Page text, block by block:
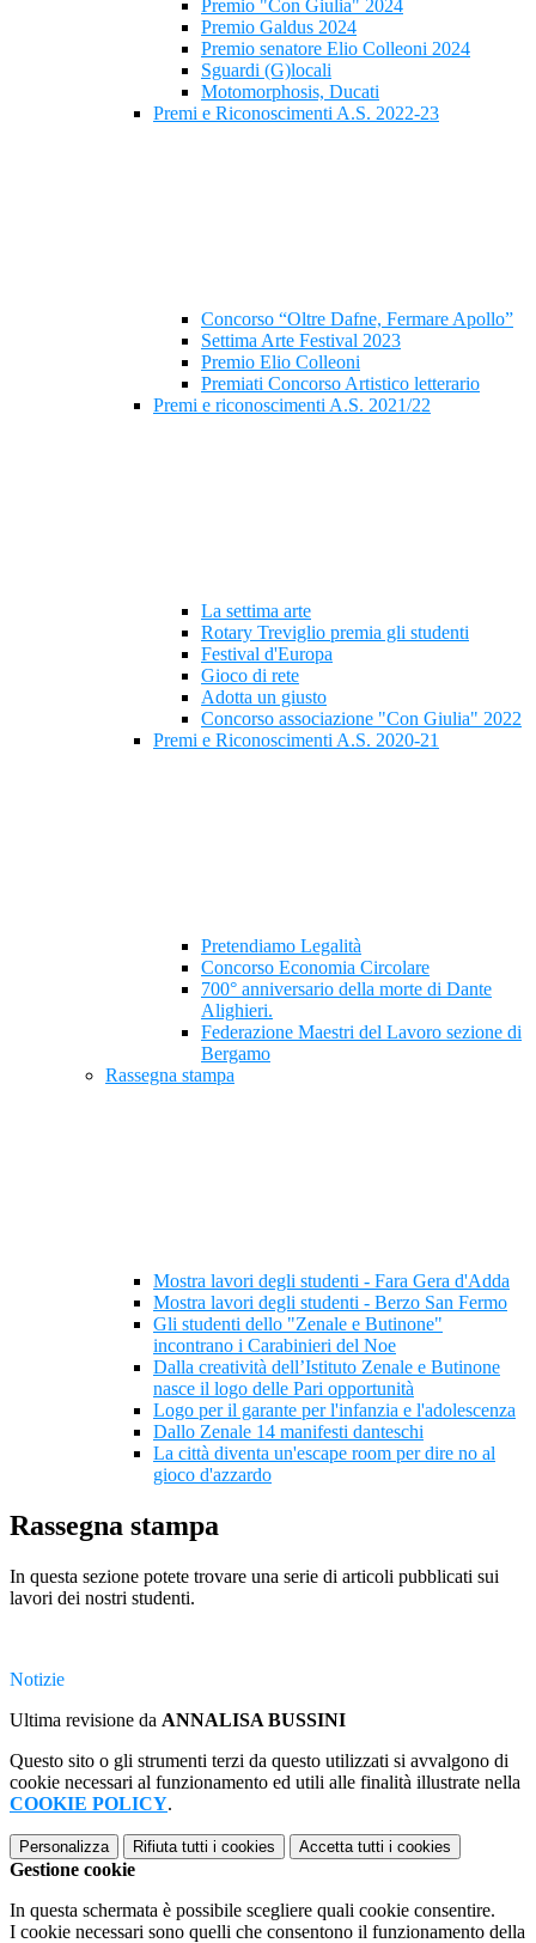
Premio "Con Giulia" 2024
Premio Galdus 2024
Premio senatore Elio Colleoni 2024
Sguardi (G)locali
Motomorphosis, Ducati
Premi e Riconoscimenti A.S. 2022-23
Concorso “Oltre Dafne, Fermare Apollo”
Settima Arte Festival 2023
Premio Elio Colleoni
Premiati Concorso Artistico letterario
Premi e riconoscimenti A.S. 2021/22
La settima arte
Rotary Treviglio premia gli studenti
Festival d'Europa
Gioco di rete
Adotta un giusto
Concorso associazione "Con Giulia" 2022
Premi e Riconoscimenti A.S. 2020-21
Pretendiamo Legalità
Concorso Economia Circolare
700° anniversario della morte di Dante
Alighieri.
Federazione Maestri del Lavoro sezione di
Bergamo
Rassegna stampa
Mostra lavori degli studenti - Fara Gera d'Adda
Mostra lavori degli studenti - Berzo San Fermo
Gli studenti dello "Zenale e Butinone"
incontrano i Carabinieri del Noe
Dalla creatività dell’Istituto Zenale e Butinone
nasce il logo delle Pari opportunità
Logo per il garante per l'infanzia e l'adolescenza
Dallo Zenale 14 manifesti danteschi
La città diventa un'escape room per dire no al
gioco d'azzardo
Rassegna stampa
In questa sezione potete trovare una serie di articoli pubblicati sui
lavori dei nostri studenti.
Notizie
Ultima revisione da ANNALISA BUSSINI
Questo sito o gli strumenti terzi da questo utilizzati si avvalgono di
cookie necessari al funzionamento ed utili alle finalità illustrate nella
COOKIE POLICY.
Personalizza Rifiuta tutti i cookies Accetta tutti i cookies
Gestione cookie
In questa schermata è possibile scegliere quali cookie consentire.
I cookie necessari sono quelli che consentono il funzionamento della